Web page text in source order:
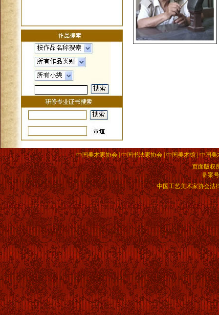
中国美术家协会 | 中国书法家协会 | 中国美术馆 | 中国
页面版权
备案
中国工艺美术家协会法